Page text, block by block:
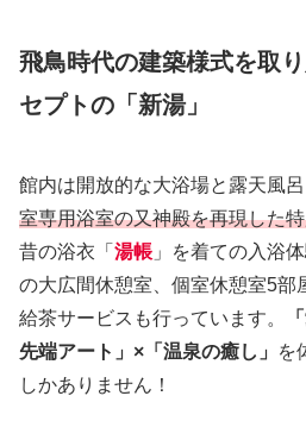
飛鳥時代の建築様式を取
セプトの「新湯」
館内は開放的な大浴場と露天風
室専用浴室の又神殿を再現した
昔の浴衣「 湯帳 」を着ての入浴
の大広間休憩室、個室休憩室5部
給茶サービスも行っています。
先端アート」×「温泉の癒し」
を
しかありません！